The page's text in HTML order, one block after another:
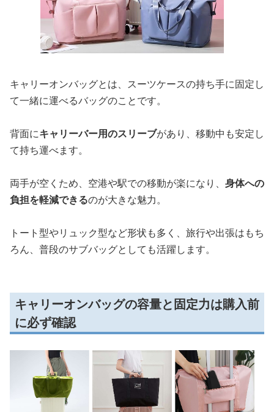
キャリーオンバッグとは、スーツケースの持ち手に固定し
て一緒に運べるバッグのことです。
背面にキャリーバー用のスリーブがあり、移動中も安定し
て持ち運べます。
両手が空くため、空港や駅での移動が楽になり、 身体への
負担を軽減できるのが大きな魅力。
トート型やリュック型など形状も多く、旅行や出張はもち
ろん、普段のサブバッグとしても活躍します。
キャリーオンバッグの容量と固定力は購入前
に必ず確認